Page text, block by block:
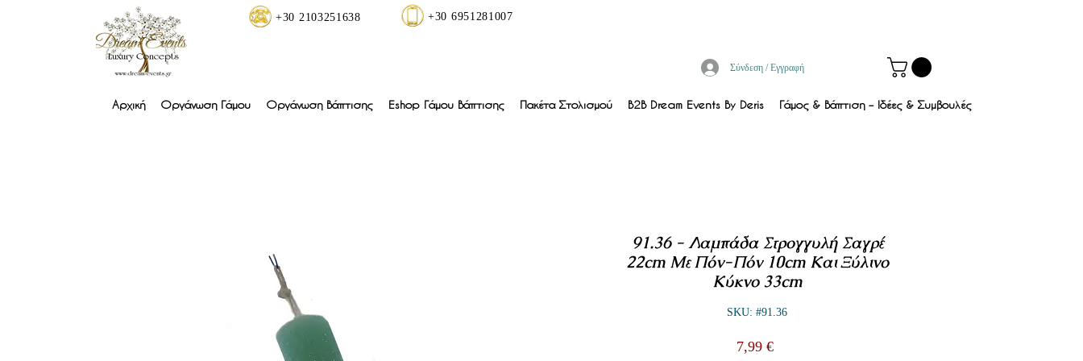
+30 2103251638 +30 6951281007
Σύνδεση / Εγγραφή
Αρχική Οργάνωση Γάμου Οργάνωση Βάπτισης Eshop Γάμου Βάπτισης Πακέτα Στολισμού B2B Dream Events By Deris Γάμος & Βάπτιση – Ιδέες & Συμβουλές
91.36 - Λαμπάδα Στρογγυλή Σαγρέ
22cm Με Πόν-Πόν 10cm Και Ξύλινο
Κύκνο 33cm
SKU: #91.36
7,99 €Τιμή